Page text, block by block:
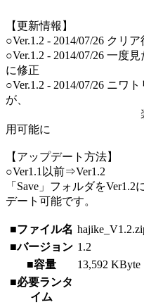
【更新情報】
○Ver.1.2 - 2014/07/26 クリ
○Ver.1.2 - 2014/07/26 一度
に修正
○Ver.1.2 - 2014/07/26 ニワ
が、
装備の「ショ
用可能に
【アップデート方法】
○Ver1.1以前⇒Ver1.2
「Save」フォルダを
デート可能です。
■ファイル名
■バージョン 1.2
■容量
13,592 KByte
■必要ランタ
イム